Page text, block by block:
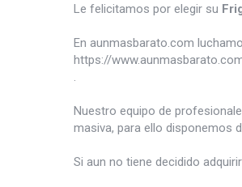
Le felicitamos por elegir su
En aunmasbarato.com
https://
.
Nuestro equipo de
masiva, para ello disponemos
Si aun no tiene decidido